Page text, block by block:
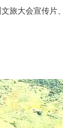
大会宣传片、